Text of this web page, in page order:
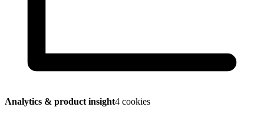
Analytics & product insight4 cookies